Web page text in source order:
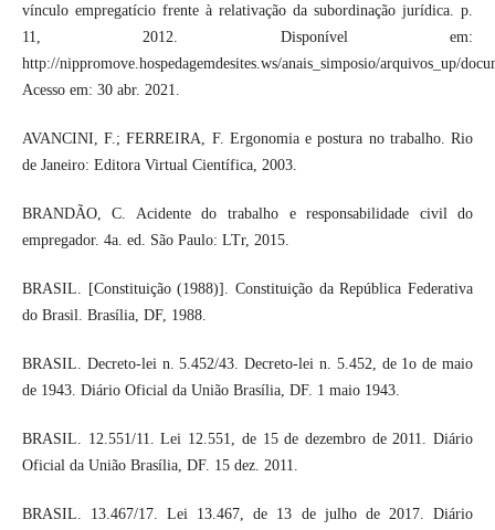
vínculo empregatício frente à relativação da subordinação jurídica. p.
11, 2012. Disponível em:
http://nippromove.hospedagemdesites.ws/anais_simposio/arquivos_up/
Acesso em: 30 abr. 2021.
AVANCINI, F.; FERREIRA, F. Ergonomia e postura no trabalho. Rio
de Janeiro: Editora Virtual Científica, 2003.
BRANDÃO, C. Acidente do trabalho e responsabilidade civil do
empregador. 4a. ed. São Paulo: LTr, 2015.
BRASIL. [Constituição (1988)]. Constituição da República Federativa
do Brasil. Brasília, DF, 1988.
BRASIL. Decreto-lei n. 5.452/43. Decreto-lei n. 5.452, de 1o de maio
de 1943. Diário Oficial da União Brasília, DF. 1 maio 1943.
BRASIL. 12.551/11. Lei 12.551, de 15 de dezembro de 2011. Diário
Oficial da União Brasília, DF. 15 dez. 2011.
BRASIL. 13.467/17. Lei 13.467, de 13 de julho de 2017. Diário